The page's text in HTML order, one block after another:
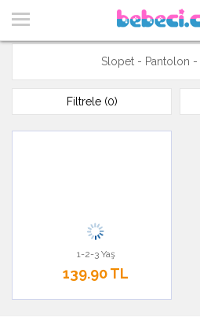
Slopet - Pantolon
Filtrele (0)
1-2-3 Yaş
139.90 TL